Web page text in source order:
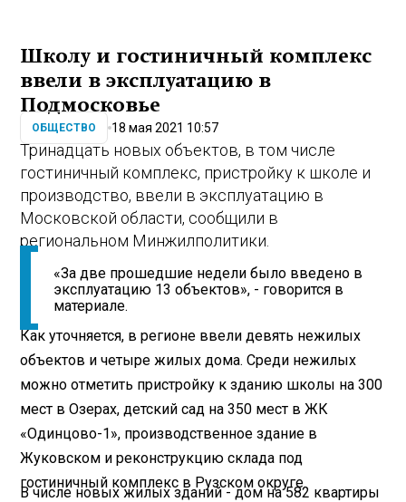
Школу и гостиничный комплекс
ввели в эксплуатацию в
Подмосковье
ОБЩЕСТВО 18 мая 2021 10:57
Тринадцать новых объектов, в том числе
гостиничный комплекс, пристройку к школе и
производство, ввели в эксплуатацию в
Московской области, сообщили в
региональном Минжилполитики.
«За две прошедшие недели было введено в
эксплуатацию 13 объектов», - говорится в
материале.
Как уточняется, в регионе ввели девять нежилых
объектов и четыре жилых дома. Среди нежилых
можно отметить пристройку к зданию школы на 300
мест в Озерах, детский сад на 350 мест в ЖК
«Одинцово-1», производственное здание в
Жуковском и реконструкцию склада под
гостиничный комплекс в Рузском округе.
В числе новых жилых зданий - дом на 582 квартиры